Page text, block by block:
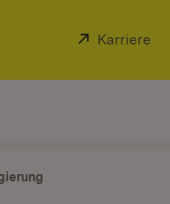
Extern:
Karriere